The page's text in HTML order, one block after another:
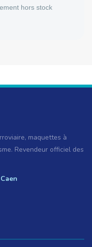
hors stock
maquettes à
Revendeur officiel des